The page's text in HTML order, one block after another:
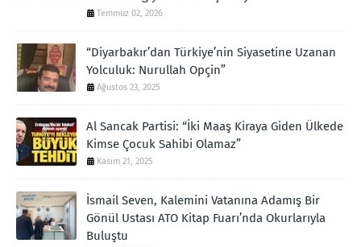
Temmuz 02, 2026
“Diyarbakır’dan Türkiye’nin Siyasetine Uzanan
Yolculuk: Nurullah Opçin”
Ağustos 23, 2025
Al Sancak Partisi: “İki Maaş Kiraya Giden Ülkede
Kimse Çocuk Sahibi Olamaz”
Kasım 21, 2025
İsmail Seven, Kalemini Vatanına Adamış Bir
Gönül Ustası ATO Kitap Fuarı’nda Okurlarıyla
Buluştu